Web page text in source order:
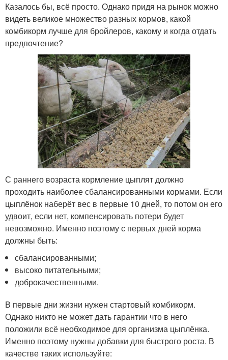
Казалось бы, всё просто. Однако придя на рынок можно
видеть великое множество разных кормов, какой
комбикорм лучше для бройлеров, какому и когда отдать
предпочтение?
С раннего возраста кормление цыплят должно
проходить наиболее сбалансированными кормами. Если
цыплёнок наберёт вес в первые 10 дней, то потом он его
удвоит, если нет, компенсировать потери будет
невозможно. Именно поэтому с первых дней корма
должны быть:
сбалансированными;
высоко питательными;
доброкачественными.
В первые дни жизни нужен стартовый комбикорм.
Однако никто не может дать гарантии что в него
положили всё необходимое для организма цыплёнка.
Именно поэтому нужны добавки для быстрого роста. В
качестве таких используйте: